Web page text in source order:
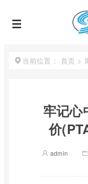
当前位置： 首页 >
牢记心
价
admin